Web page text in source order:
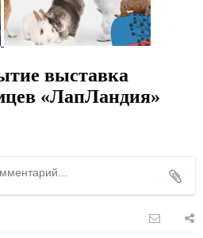
выставка
«ЛапЛандия»